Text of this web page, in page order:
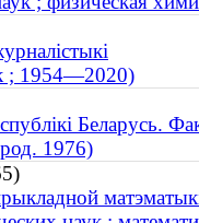
; 1954—2020)
Беларусь.
1976)